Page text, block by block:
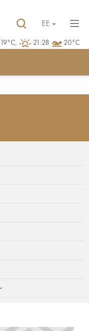
19°C, 21:28 20°C
EE